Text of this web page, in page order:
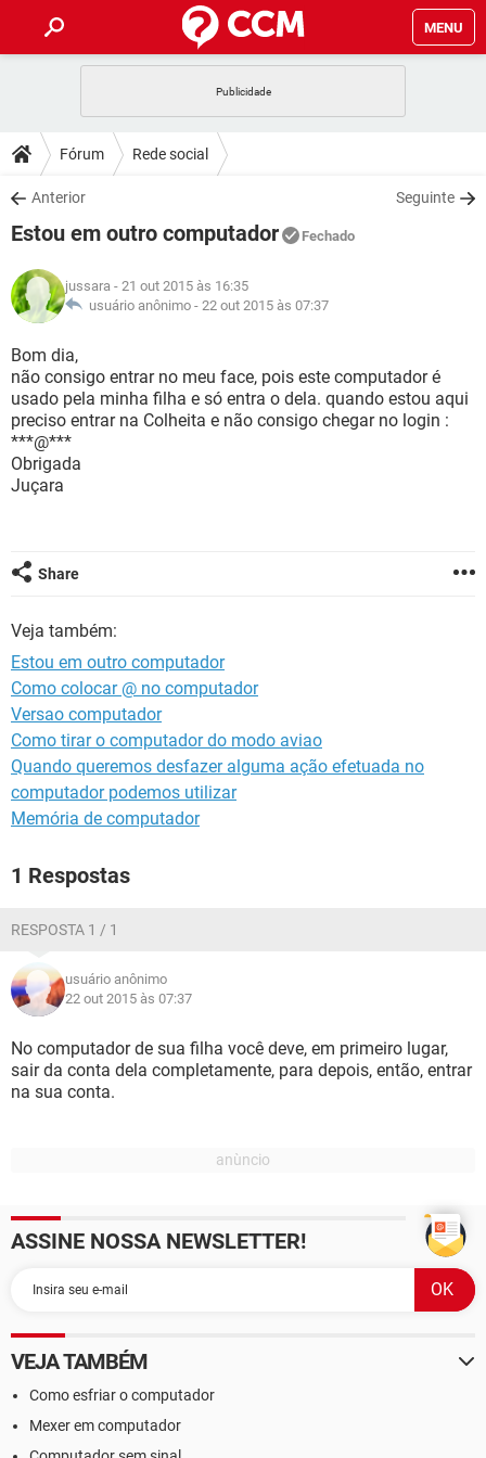
MENU
CELULAR
OUTLOOK
INSTAGRAM GMAIL
GUIA DE COMPRAS
DICAS
JOGOS
INSTAGRAM
GUIA DE COMPRAS
DOWNLOADS
JOGOS WHATSAPP
CELULAR
OUTLOOK EXCEL
INSTAGRAM
GUIA DE COMPRAS
JOGOS
CELULAR
OUTLOOK
INSTAGRAM GMAIL
GUIA DE COMPRAS
GLOSSÁRIO
JOGOS
CELULAR FACEBOOK
OUTLOOK EXCEL
INSTAGRAM
GUIA DE COMPRAS
Fórum Rede social
Anterior Seguinte
Estou em outro computador Fechado
jussara - 21 out 2015 às 16:35
usuário anônimo - 22 out 2015 às 07:37
Bom dia,
não consigo entrar no meu face, pois este computador é
usado pela minha filha e só entra o dela. quando estou aqui
preciso entrar na Colheita e não consigo chegar no login :
***@***
Obrigada
Juçara
Share
Veja também:
Estou em outro computador
Como colocar @ no computador
Versao computador
Como tirar o computador do modo aviao
Quando queremos desfazer alguma ação efetuada no
computador podemos utilizar
Memória de computador
1 Respostas
RESPOSTA 1 / 1
usuário anônimo
22 out 2015 às 07:37
No computador de sua filha você deve, em primeiro lugar,
sair da conta dela completamente, para depois, então, entrar
na sua conta.
ASSINE NOSSA NEWSLETTER!
VEJA TAMBÉM
Como esfriar o computador
Mexer em computador